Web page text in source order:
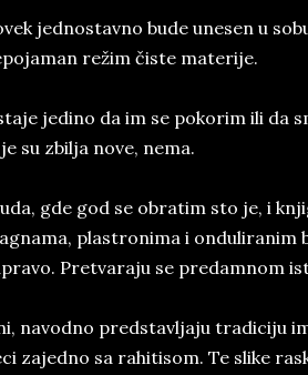
jednostavno bude unesen u
režim čiste materije.
jedino da im se pokorim ili da
su zbilja nove, nema.
gde god se obratim sto je, i
plastronima i onduliranim
Pretvaraju se predamnom
navodno predstavljaju tradiciju
zajedno sa rahitisom. Te slike